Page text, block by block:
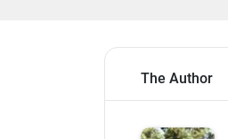
The Author